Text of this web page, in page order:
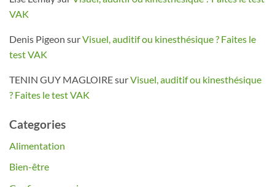
VAK
Denis Pigeon surVisuel, auditif ou kinesthésique ? Faites le
test VAK
TENIN GUY MAGLOIREsurVisuel, auditif ou kinesthésique
? Faites le test VAK
Categories
Alimentation
Bien-être